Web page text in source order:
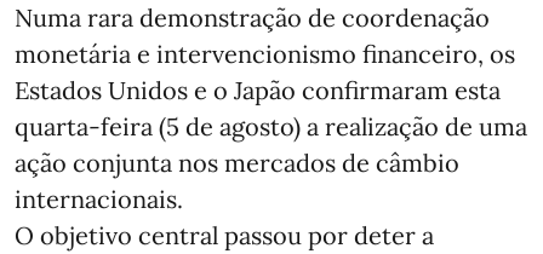
Numa rara demonstração de coordenação
monetária e intervencionismo financeiro, os
Estados Unidos e o Japão confirmaram esta
quarta-feira (5 de agosto) a realização de uma
ação conjunta nos mercados de câmbio
internacionais.
O objetivo central passou por deter a